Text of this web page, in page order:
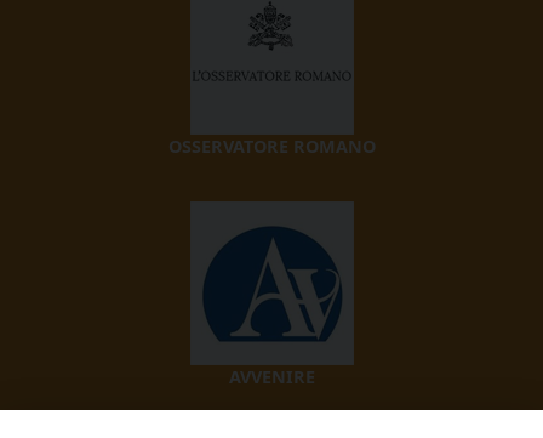
OSSERVATORE ROMANO
AVVENIRE